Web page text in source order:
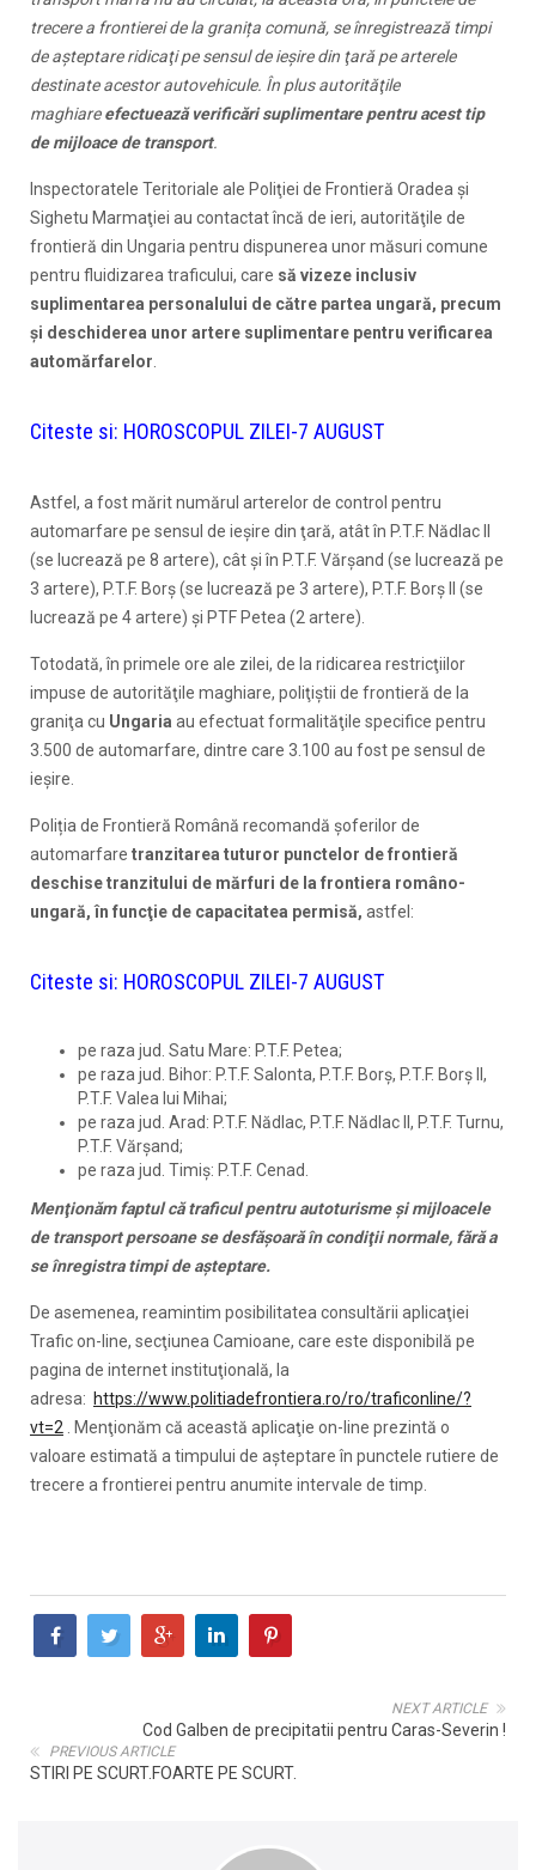
trecere a frontierei de la granița comună, se înregistrează timpi
de aşteptare ridicaţi pe sensul de ieşire din ţară pe arterele
destinate acestor autovehicule. În plus autorităţile
maghiareefectuează verificări suplimentare pentru acest tip
de mijloace de transport.
Inspectoratele Teritoriale ale Poliţiei de Frontieră Oradea şi
Sighetu Marmaţiei au contactat încă de ieri, autorităţile de
frontieră din Ungaria pentru dispunerea unor măsuri comune
pentru fluidizarea traficului, care să vizeze inclusiv
suplimentarea personalului de către partea ungară, precum
şi deschiderea unor artere suplimentare pentru verificarea
automărfarelor
Citeste si: HOROSCOPUL ZILEI-7 AUGUST
Astfel, a fost mărit numărul arterelor de control pentru
automarfare pe sensul de ieşire din ţară, atât în P.T.F. Nădlac II
(se lucrează pe 8 artere), cât şi în P.T.F. Vărşand (se lucrează pe
3 artere), P.T.F. Borş (se lucrează pe 3 artere), P.T.F. Borş II (se
lucrează pe 4 artere) şi PTF Petea (2 artere).
Totodată, în primele ore ale zilei, de la ridicarea restricţiilor
impuse de autorităţile maghiare, poliţiştii de frontieră de la
graniţa cu Ungaria au efectuat formalităţile specifice pentru
3.500 de automarfare, dintre care 3.100 au fost pe sensul de
ieşire.
Poliția de Frontieră Română recomandă șoferilor de
automarfare tranzitarea tuturor punctelor de frontieră
deschise tranzitului de mărfuri de la frontiera româno-
ungară, în funcţie de capacitatea permisă, astfel:
Citeste si: HOROSCOPUL ZILEI-7 AUGUST
pe raza jud. Satu Mare: P.T.F. Petea;
pe raza jud. Bihor: P.T.F. Salonta, P.T.F. Borş, P.T.F. Borş II,
P.T.F. Valea lui Mihai;
pe raza jud. Arad: P.T.F. Nădlac, P.T.F. Nădlac II, P.T.F. Turnu,
P.T.F. Vărşand;
pe raza jud. Timiș: P.T.F. Cenad.
Menţionăm faptul că traficul pentru autoturisme şi mijloacele
de transport persoane se desfăşoară în condiţii normale, fără a
se înregistra timpi de aşteptare.
De asemenea, reamintim posibilitatea consultării aplicaţiei
Trafic on-line, secţiunea Camioane, care este disponibilă pe
pagina de internet instituţională, la
adresa: https://www.politiadefrontiera.ro/ro/traficonline/?
vt=2 . Menţionăm că această aplicaţie on-line prezintă o
valoare estimată a timpului de aşteptare în punctele rutiere de
trecere a frontierei pentru anumite intervale de timp.
NEXT ARTICLE
Cod Galben de precipitatii pentru Caras-Severin !
PREVIOUS ARTICLE
STIRI PE SCURT.FOARTE PE SCURT.